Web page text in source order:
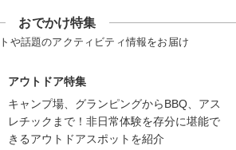
おでかけ特集
や話題のアクティビティ情報をお届け
アウトドア特集
キャンプ場、グランピングからBBQ、アス
レチックまで！非日常体験を存分に堪能で
きるアウトドアスポットを紹介